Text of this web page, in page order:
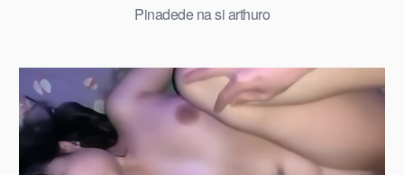
Pinadede na si arthuro